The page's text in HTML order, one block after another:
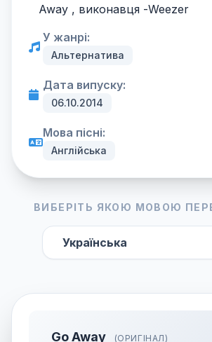
Away , виконавця -Weezer
У жанрі:
Альтернатива
Дата випуску:
06.10.2014
Мова пісні:
Англійська
ВИБЕРІТЬ ЯКОЮ МОВОЮ
Go Away (ОРИГІНАЛ)